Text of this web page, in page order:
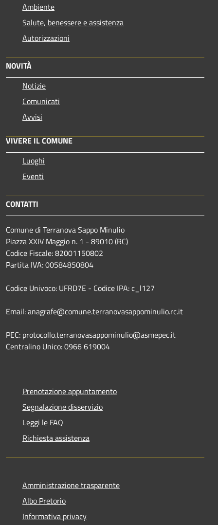
Ambiente
Salute, benessere e assistenza
Autorizzazioni
NOVITÀ
Notizie
Comunicati
Avvisi
VIVERE IL COMUNE
Luoghi
Eventi
CONTATTI
Comune di Terranova Sappo Minulio
Piazza XXIV Maggio n. 1 - 89010 (RC)
Codice Fiscale: 82001150802
Partita IVA: 00584850804
Codice Univoco: UFRD7E - Codice IPA: c_l127
Email: anagrafe@comune.terranovasappominulio.rc.it
PEC: protocollo.terranovasappominulio@asmepec.it
Centralino Unico: 0966 619004
Prenotazione appuntamento
Segnalazione disservizio
Leggi le FAQ
Richiesta assistenza
Amministrazione trasparente
Albo Pretorio
Informativa privacy